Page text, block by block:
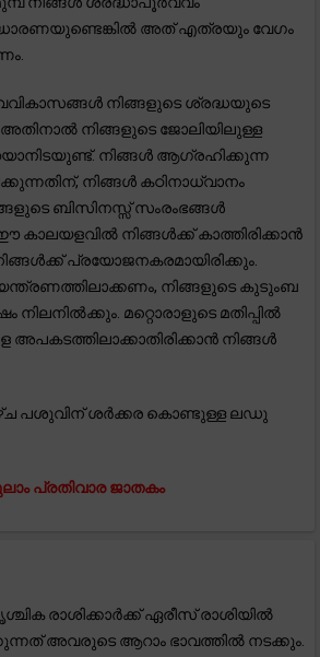
അത് എത്രയും വേഗം
നിങ്ങളുടെ ശ്രദ്ധയുടെ
അതിനാൽ നിങ്ങളുടെ ജോലിയിലുള്ള
നിങ്ങൾ ആഗ്രഹിക്കുന്ന
നിങ്ങൾ കഠിനാധ്വാനം
ബിസിനസ്സ് സംരംഭങ്ങൾ
ഈ കാലയളവിൽ നിങ്ങൾക്ക് കാത്തിരിക്കാൻ
പ്രയോജനകരമായിരിക്കും.
നിങ്ങളുടെ കുടുംബ
നിലനിൽക്കും. മറ്റൊരാളുടെ മതിപ്പിൽ
നിങ്ങൾ
പശുവിന് ശർക്കര കൊണ്ടുള്ള ലഡു
പ്രതിവാര ജാതകം
രാശിക്കാർക്ക് ഏരീസ് രാശിയിൽ
അവരുടെ ആറാം ഭാവത്തിൽ നടക്കും.